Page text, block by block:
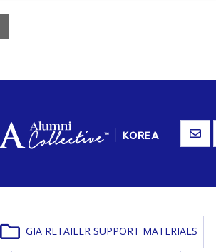
GIA RETAILER SUPPORT MATERIALS